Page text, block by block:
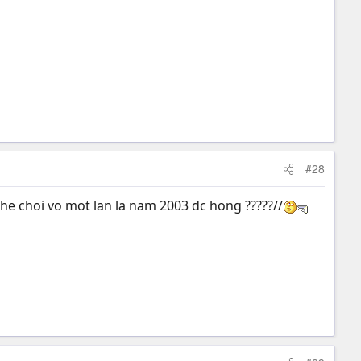
#28
choi vo mot lan la nam 2003 dc hong ?????//